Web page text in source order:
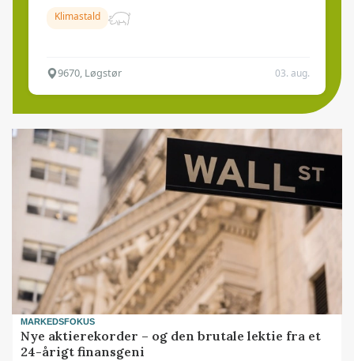
Klimastald
9670, Løgstør 03. aug.
MARKEDSFOKUS
Nye aktierekorder – og den brutale lektie fra et
24-årigt finansgeni